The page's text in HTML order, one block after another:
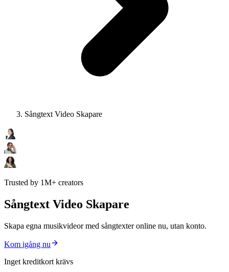
Sångtext Video Skapare
Trusted by 1M+ creators
Sångtext Video Skapare
Skapa egna musikvideor med sångtexter online nu, utan konto.
Kom igång nu
Inget kreditkort krävs